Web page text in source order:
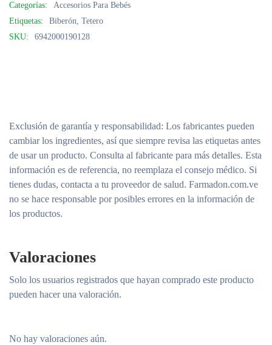
Categorías:
Accesorios Para Bebés
Etiquetas:
Biberón, Tetero
SKU:
6942000190128
Exclusión de garantía y responsabilidad: Los fabricantes pueden
cambiar los ingredientes, así que siempre revisa las etiquetas antes
de usar un producto. Consulta al fabricante para más detalles. Esta
información es de referencia, no reemplaza el consejo médico. Si
tienes dudas, contacta a tu proveedor de salud. Farmadon.com.ve
no se hace responsable por posibles errores en la información de
los productos.
Valoraciones
No hay valoraciones aún.
Solo los usuarios registrados que hayan comprado este producto
pueden hacer una valoración.